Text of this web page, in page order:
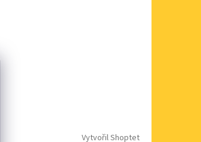
Vytvořil Shoptet